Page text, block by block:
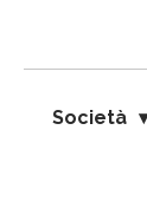
Società